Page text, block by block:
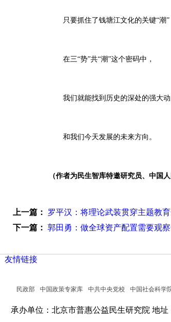
只要抓住了钱塘江文化的关键“潮”
在三“势”共“潮”这个密码中，
我们就能找到历史的深处的强大动
和我们今天发展的未来方向。
（作者为民生智库特邀研究员、中国
上一篇：
罗平汉：将理论武装贯穿主题教
下一篇： 郭田勇：做全球资产配置需要观
友情链接
民政部 中国政策专家库 中共中央党校 中国社会科学
承办单位：北京市普惠公益民生研究院 地址